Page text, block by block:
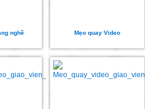
nghề Mẹo quay Video